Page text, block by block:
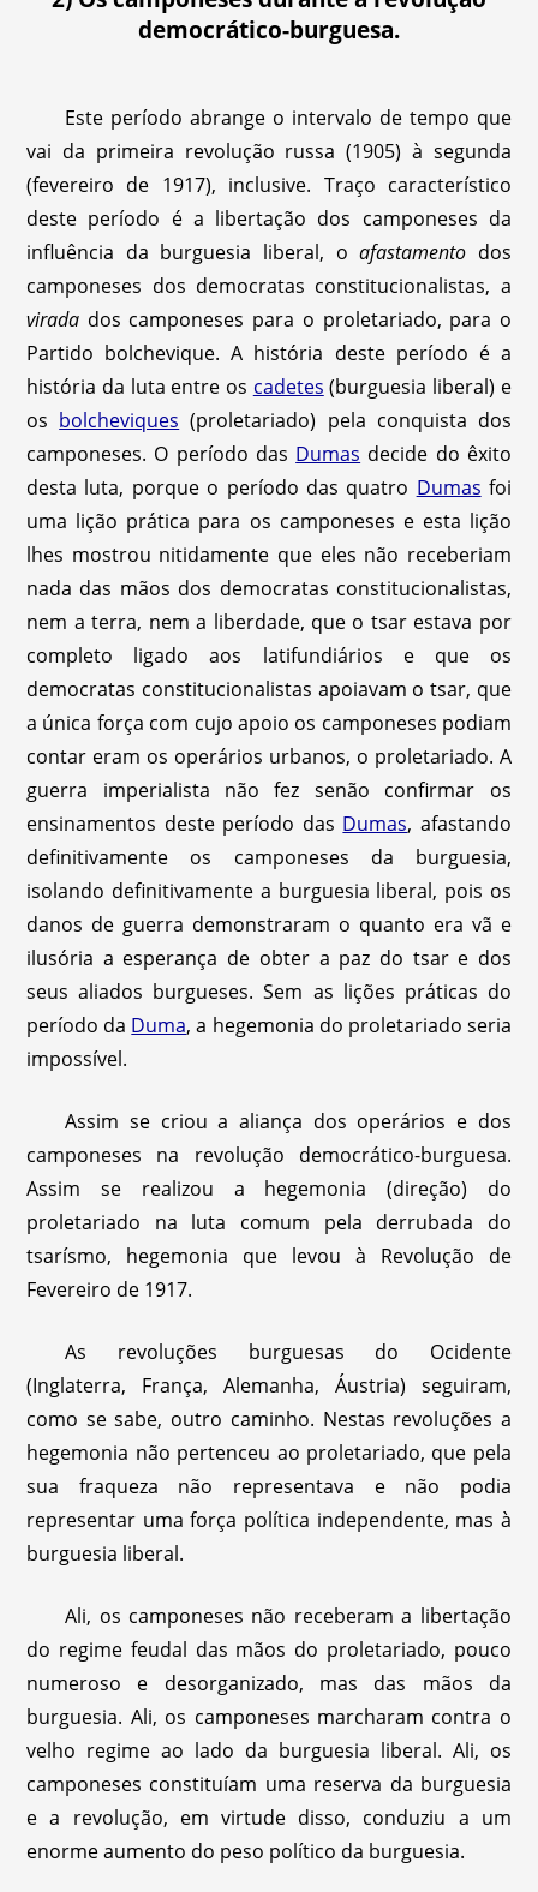
democrático-burguesa.
Este período abrange o intervalo de tempo que
vai da primeira revolução russa (1905) à segunda
(fevereiro de 1917), inclusive. Traço característico
deste período é a libertação dos camponeses da
influência da burguesia liberal, oafastamento dos
camponeses dos democratas constitucionalistas, a
virada dos camponeses para o proletariado, para o
Partido bolchevique. A história deste período é a
história da luta entre os cadetes (burguesia liberal) e
os bolcheviques (proletariado) pela conquista dos
camponeses. O período das Dumas decide do êxito
desta luta, porque o período das quatro Dumas foi
uma lição prática para os camponeses e esta lição
lhes mostrou nitidamente que eles não receberiam
nada das mãos dos democratas constitucionalistas,
nem a terra, nem a liberdade, que o tsar estava por
completo ligado aos latifundiários e que os
democratas constitucionalistas apoiavam o tsar, que
a única força com cujo apoio os camponeses podiam
contar eram os operários urbanos, o proletariado. A
guerra imperialista não fez senão confirmar os
ensinamentos deste período das Dumas, afastando
definitivamente os camponeses da burguesia,
isolando definitivamente a burguesia liberal, pois os
danos de guerra demonstraram o quanto era vã e
ilusória a esperança de obter a paz do tsar e dos
seus aliados burgueses. Sem as lições práticas do
período da Duma, a hegemonia do proletariado seria
impossível.
Assim se criou a aliança dos operários e dos
camponeses na revolução democrático-burguesa.
Assim se realizou a hegemonia (direção) do
proletariado na luta comum pela derrubada do
tsarísmo, hegemonia que levou à Revolução de
Fevereiro de 1917.
As revoluções burguesas do Ocidente
(Inglaterra, França, Alemanha, Áustria) seguiram,
como se sabe, outro caminho. Nestas revoluções a
hegemonia não pertenceu ao proletariado, que pela
sua fraqueza não representava e não podia
representar uma força política independente, mas à
burguesia liberal.
Ali, os camponeses não receberam a libertação
do regime feudal das mãos do proletariado, pouco
numeroso e desorganizado, mas das mãos da
burguesia. Ali, os camponeses marcharam contra o
velho regime ao lado da burguesia liberal. Ali, os
camponeses constituíam uma reserva da burguesia
e a revolução, em virtude disso, conduziu a um
enorme aumento do peso político da burguesia.